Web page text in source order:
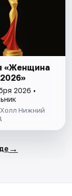
«Женщина
2026 •
Нижний
→